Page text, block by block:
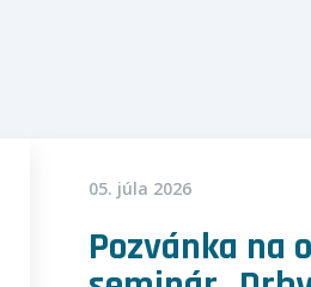
Pozvánka na
05. júla 2026